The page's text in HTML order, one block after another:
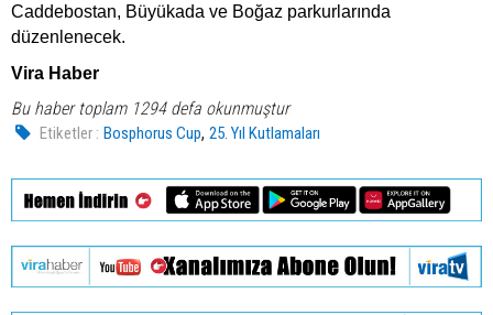
Caddebostan, Büyükada ve Boğaz parkurlarında
düzenlenecek.
Vira Haber
Bu haber toplam 1294 defa okunmuştur
Etiketler : Bosphorus Cup,25. Yıl Kutlamaları